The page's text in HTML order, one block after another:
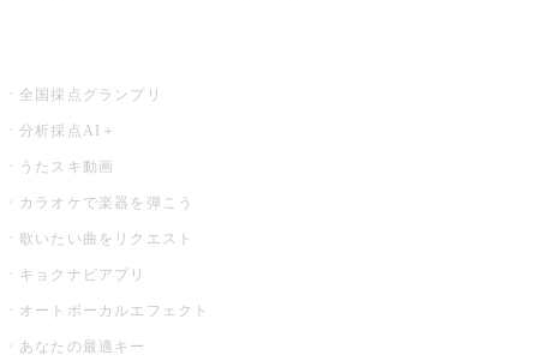
全国採点グランプリ
分析採点AI＋
うたスキ動画
カラオケで楽器を弾こう
歌いたい曲をリクエスト
キョクナビアプリ
オートボーカルエフェクト
あなたの最適キー